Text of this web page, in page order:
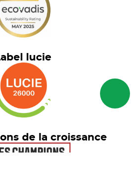
lucie
de la croissance